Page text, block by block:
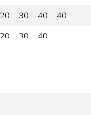
20 30 40 40
20 30 40